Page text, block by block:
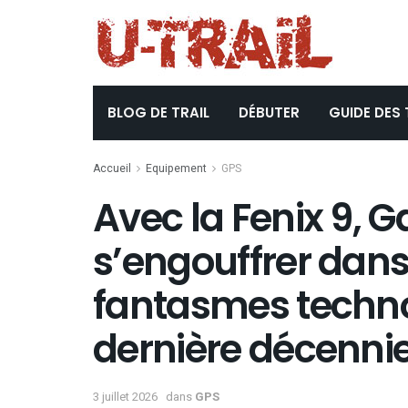
BLOG DE TRAIL DÉBUTER GUIDE DES
Accueil Equipement GPS
Avec la Fenix 9,
s’engouffrer
fantasmes
dernière
3 juillet 2026 dans GPS